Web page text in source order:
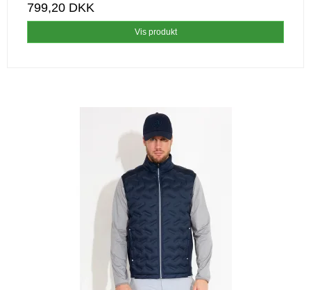
799,20 DKK
Vis produkt